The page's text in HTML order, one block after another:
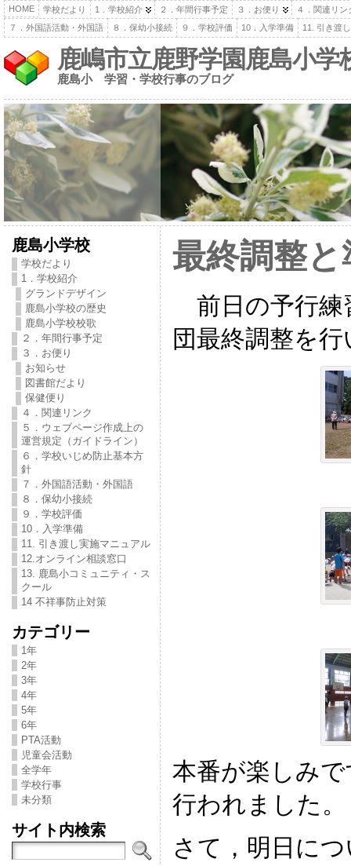
HOME 学校だより 1．学校紹介 ２．年間行事予定 ３．お便り
４．関連リン
７．外国語活動・外国語
８．保幼小接続 ９．学校評価 10．入学準備 11. 引き渡
鹿嶋市立鹿野学園鹿島小学
鹿島小 学習・学校行事のブログ
鹿島小学校
学校だより
1．学校紹介
グランドデザイン
鹿島小学校の歴史
鹿島小学校校歌
２．年間行事予定
３．お便り
お知らせ
図書館だより
保健便り
４．関連リンク
５．ウェブページ作成上の
運営規定（ガイドライン）
６．学校いじめ防止基本方
針
７．外国語活動・外国語
８．保幼小接続
９．学校評価
10．入学準備
11. 引き渡し実施マニュアル
12.オンライン相談窓口
13. 鹿島小コミュニティ・ス
クール
14 不祥事防止対策
カテゴリー
1年
2年
3年
4年
5年
6年
PTA活動
児童会活動
全学年
学校行事
未分類
サイト内検索
最終調整と
前日の予行練
団最終調整を
本番が楽しみ
行われました。
さて，明日に